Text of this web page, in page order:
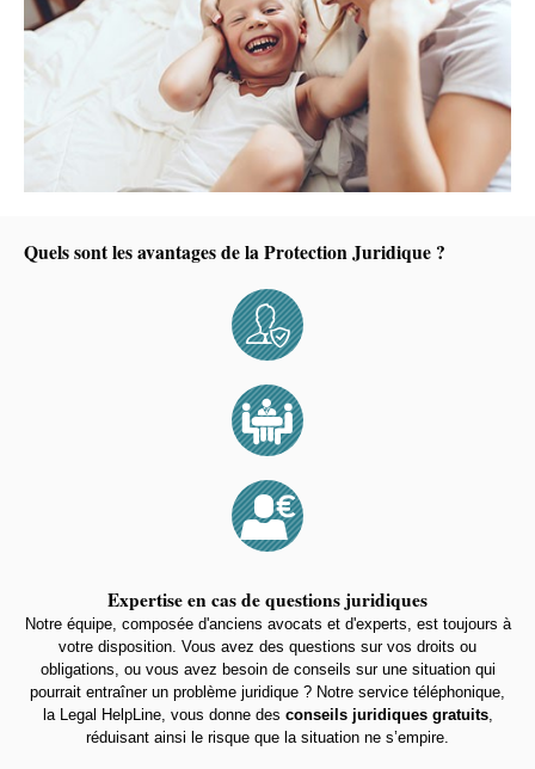
Quels sont les avantages de la Protection Juridique ?
Expertise en cas de questions juridiques
Notre équipe, composée d'anciens avocats et d'experts, est toujours à
votre disposition. Vous avez des questions sur vos droits ou
obligations, ou vous avez besoin de conseils sur une situation qui
pourrait entraîner un problème juridique ? Notre service téléphonique,
la Legal HelpLine, vous donne des conseils juridiques gratuits,
réduisant ainsi le risque que la situation ne s’empire.